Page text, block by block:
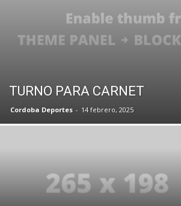
TURNO PARA CARNET
Cordoba Deportes - 14 febrero, 2025